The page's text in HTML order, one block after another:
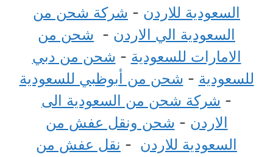
السعودية للاردن - شركة شحن من
السعودية الي الاردن - شحن من
الامارات للسعودية - شحن من دبي
للسعودية - شحن من أبوظبي للسعودية
- شركة شحن من السعودية الى
الاردن - شحن ونقل عفش من
السعودية للاردن - نقل عفش من